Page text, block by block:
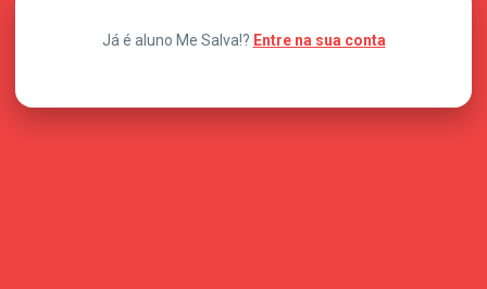
Já é aluno Me Salva!? Entre na sua conta